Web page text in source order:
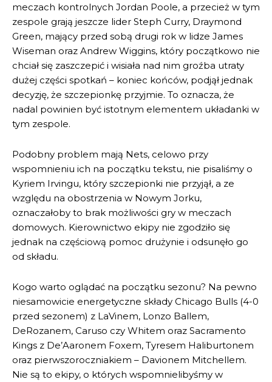
meczach kontrolnych Jordan Poole, a przecież w tym
zespole grają jeszcze lider Steph Curry, Draymond
Green, mający przed sobą drugi rok w lidze James
Wiseman oraz Andrew Wiggins, który początkowo nie
chciał się zaszczepić i wisiała nad nim groźba utraty
dużej części spotkań – koniec końców, podjął jednak
decyzję, że szczepionkę przyjmie. To oznacza, że
nadal powinien być istotnym elementem układanki w
tym zespole.
Podobny problem mają Nets, celowo przy
wspomnieniu ich na początku tekstu, nie pisaliśmy o
Kyriem Irvingu, który szczepionki nie przyjął, a ze
względu na obostrzenia w Nowym Jorku,
oznaczałoby to brak możliwości gry w meczach
domowych. Kierownictwo ekipy nie zgodziło się
jednak na częściową pomoc drużynie i odsunęło go
od składu.
Kogo warto oglądać na początku sezonu? Na pewno
niesamowicie energetyczne składy Chicago Bulls (4-0
przed sezonem) z LaVinem, Lonzo Ballem,
DeRozanem, Caruso czy Whitem oraz Sacramento
Kings z De’Aaronem Foxem, Tyresem Haliburtonem
oraz pierwszoroczniakiem – Davionem Mitchellem.
Nie są to ekipy, o których wspomnielibyśmy w